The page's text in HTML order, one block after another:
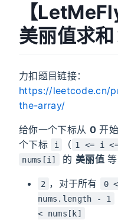
【
美丽值求
力扣题目链接：
https://leetcode.cn/
the-array/
给你一个下标从 0开
个下标
i （ 1 <= i
nums[i] 的 美丽值 等
2 ，对于所有 0
nums.length - 1
< nums[k]